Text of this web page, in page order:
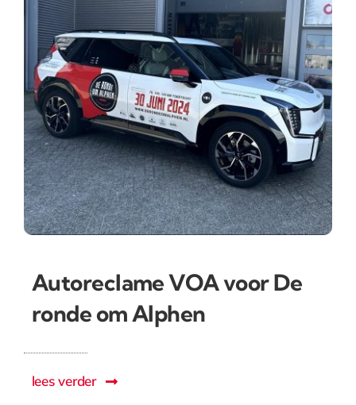
Autoreclame VOA voor De
ronde om Alphen
lees verder